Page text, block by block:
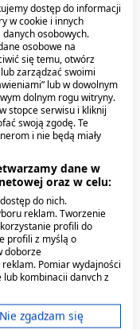
kapsułki, 500
szt.
zł
dostęp do informacji
w cookie i innych
osobowych.
osobowe na
się temu, otwórz
zarządzać swoimi
lub w dowolnym
dolnym rogu witryny.
stopce serwisu i kliknij
swoją zgodę. Te
i nie będą miały
dane w
oraz w celu:
do nich.
reklam. Tworzenie
profili do
profili z myślą o
doborze
Pomiar wydajności
kombinacji danych z
i wysyłane do USA.
Nie zgadzam się